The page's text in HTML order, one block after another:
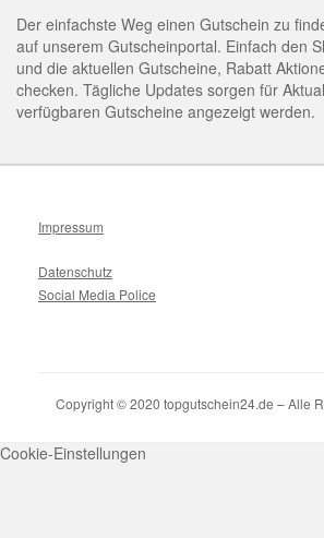
Der einfachste Weg einen Gutschein zu
auf unserem Gutscheinportal. Einfach den
und die aktuellen Gutscheine, Rabatt
checken. Tägliche Updates sorgen für
verfügbaren Gutscheine angezeigt werden.
Impressum
Datenschutz
Social Media Police
Copyright © 2020 topgutschein24.de – Alle
Cookie-Einstellungen